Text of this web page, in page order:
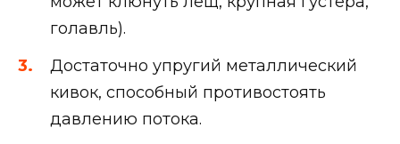
голавль).
Достаточно упругий металлический
кивок, способный противостоять
давлению потока.